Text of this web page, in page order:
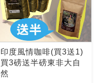
印度風情咖啡(買3送1)
買3磅送半磅東非大自
然